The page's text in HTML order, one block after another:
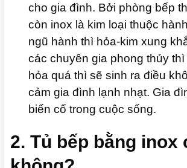
cho gia đình. Bởi phòng bếp
còn inox là kim loại thuộc
ngũ hành thì hỏa-kim xung
các chuyên gia phong thủy
hỏa quá thì sẽ sinh ra điều
cảm gia đình lạnh nhạt. Gia
biến cố trong cuộc sống.
2. Tủ bếp bằng inox